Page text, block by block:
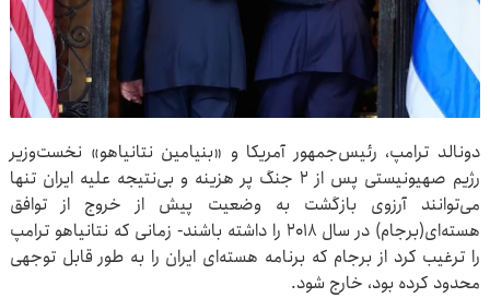
دونالد ترامپ، رئیس‌جمهور آمریکا و «بنیامین نتانیاهو» نخست‌وزیر
رژیم صهیونیستی پس از ۲ جنگ پر هزینه و بی‌نتیجه علیه ایران تنها
می‌توانند آرزوی بازگشت به وضعیت پیش از خروج از توافق
هسته‌ای(برجام) در سال ۲۰۱۸ را داشته باشند- زمانی که نتانیاهو ترامپ
را ترغیب کرد از برجام که برنامه هسته‌ای ایران را به طور قابل توجهی
محدود کرده بود، خارج شود.